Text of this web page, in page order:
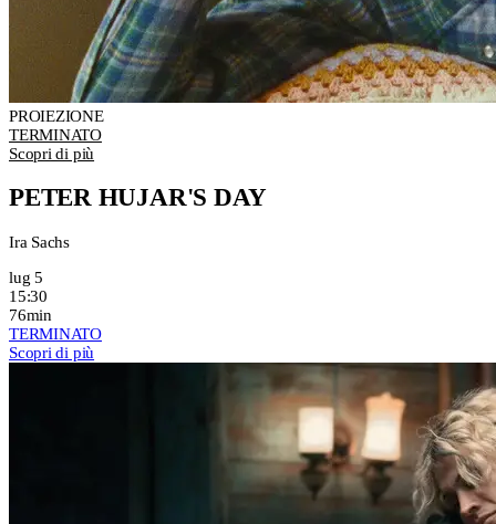
PROIEZIONE
TERMINATO
Scopri di più
PETER HUJAR'S DAY
Ira Sachs
lug 5
15:30
76min
TERMINATO
Scopri di più